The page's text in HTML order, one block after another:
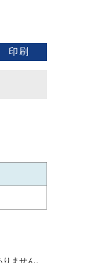
ません。